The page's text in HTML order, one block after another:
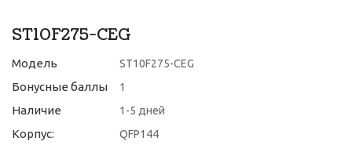
ST10F275-CEG
Модель ST10F275-CEG
Бонусные баллы 1
Наличие 1-5 дней
Корпус: QFP144